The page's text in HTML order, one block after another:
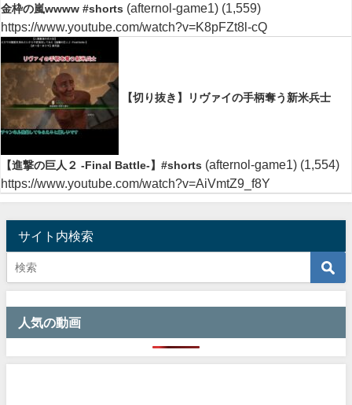
金枠の嵐wwww #shorts (afternol-game1) (1,559)
https://www.youtube.com/watch?v=K8pFZt8l-cQ
【切り抜き】リヴァイの手柄奪う新米兵士
【進撃の巨人２ -Final Battle-】#shorts (afternol-game1) (1,554)
https://www.youtube.com/watch?v=AiVmtZ9_f8Y
サイト内検索
人気の動画